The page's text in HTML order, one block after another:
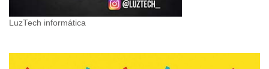
LuzTech informática